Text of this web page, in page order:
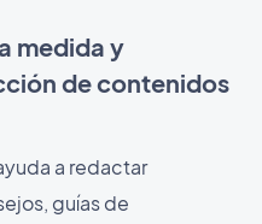
medida y
de contenidos
a redactar
guías de